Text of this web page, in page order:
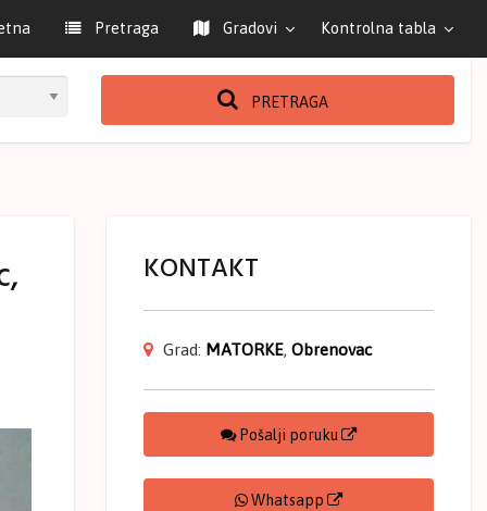
Pretraga Gradovi Kontrolna tabla
PRETRAGA
KONTAKT
Grad: MATORKE,Obrenovac
Pošalji poruku
Whatsapp